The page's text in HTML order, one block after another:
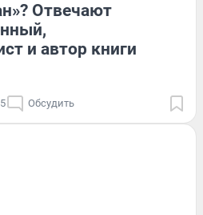
Отвечают
и автор книги
Обсудить